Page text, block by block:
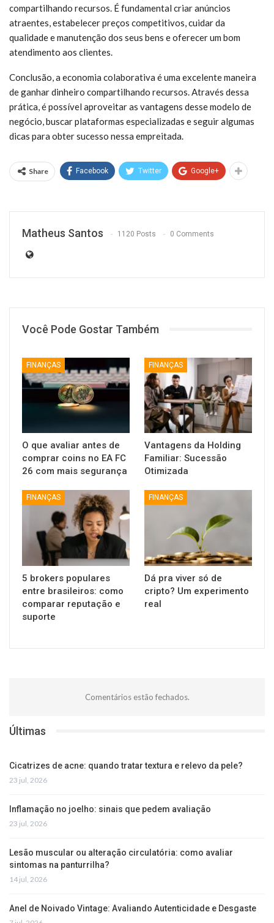
compartilhando recursos. É fundamental criar anúncios
atraentes, estabelecer preços competitivos, cuidar da
qualidade e manutenção dos seus bens e oferecer um bom
atendimento aos clientes.
Conclusão, a economia colaborativa é uma excelente maneira
de ganhar dinheiro compartilhando recursos. Através dessa
prática, é possível aproveitar as vantagens desse modelo de
negócio, buscar plataformas especializadas e seguir algumas
dicas para obter sucesso nessa empreitada.
Share Facebook Twitter Google+
Matheus Santos 1120 Posts 0 Comments
Você Pode Gostar Também
FINANÇAS
O que avaliar antes de
comprar coins no EA FC
26 com mais segurança
FINANÇAS
Vantagens da Holding
Familiar: Sucessão
Otimizada
FINANÇAS
5 brokers populares
entre brasileiros: como
comparar reputação e
suporte
FINANÇAS
Dá pra viver só de
cripto? Um experimento
real
Comentários estão fechados.
Últimas
Cicatrizes de acne: quando tratar textura e relevo da pele?
23 jul, 2026
Inflamação no joelho: sinais que pedem avaliação
23 jul, 2026
Lesão muscular ou alteração circulatória: como avaliar
sintomas na panturrilha?
14 jul, 2026
Anel de Noivado Vintage: Avaliando Autenticidade e Desgaste